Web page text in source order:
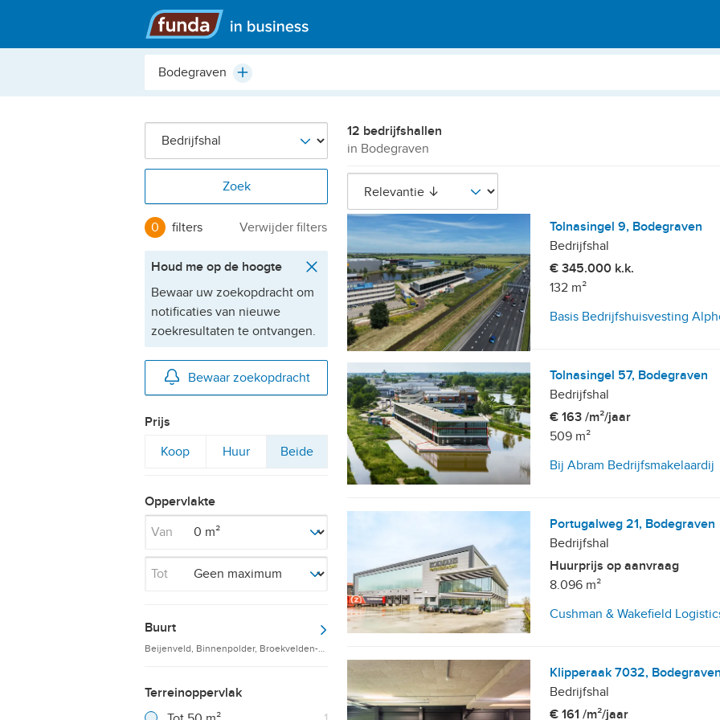
Hoofdmenu
Plaats,
etc.
Plus
Zoek
0 filters Verwijder filters
Houd me op de hoogte
Bewaar uw zoekopdracht om
notificaties van nieuwe
zoekresultaten te ontvangen.
Bewaar zoekopdracht
Prijs
Filter
Koop
Filter
Huur
Filter
op
Beide
Oppervlakte
Van
Tot
Buurt
Beijenveld, Binnenpolder, Broekvelden-Groote Wetering
Terreinoppervlak
12 bedrijfshallen
in Bodegraven
Tolnasingel 9, Bodegraven
Bedrijfshal
€ 345.000 k.k.
132 m²
Basis Bedrijfshuisvesting
Tolnasingel 57, Bodegraven
Bedrijfshal
€ 163 /m²/jaar
509 m²
Bij Abram Bedrijfsmakelaardij
Portugalweg 21, Bodegraven
Bedrijfshal
Huurprijs op aanvraag
8.096 m²
Cushman & Wakefield
Klipperaak 7032,
Bedrijfshal
€ 161 /m²/jaar